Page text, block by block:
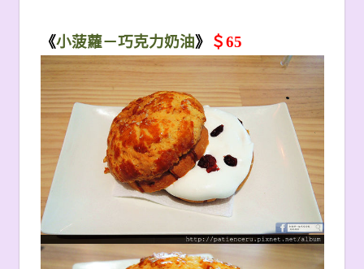
《小菠蘿－巧克力奶油》 ＄65